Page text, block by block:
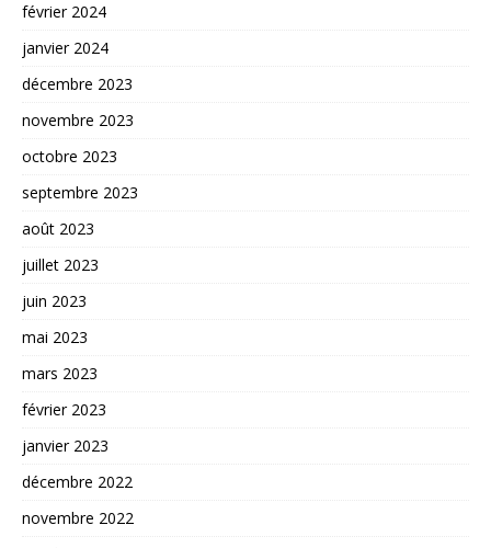
février 2024
janvier 2024
décembre 2023
novembre 2023
octobre 2023
septembre 2023
août 2023
juillet 2023
juin 2023
mai 2023
mars 2023
février 2023
janvier 2023
décembre 2022
novembre 2022